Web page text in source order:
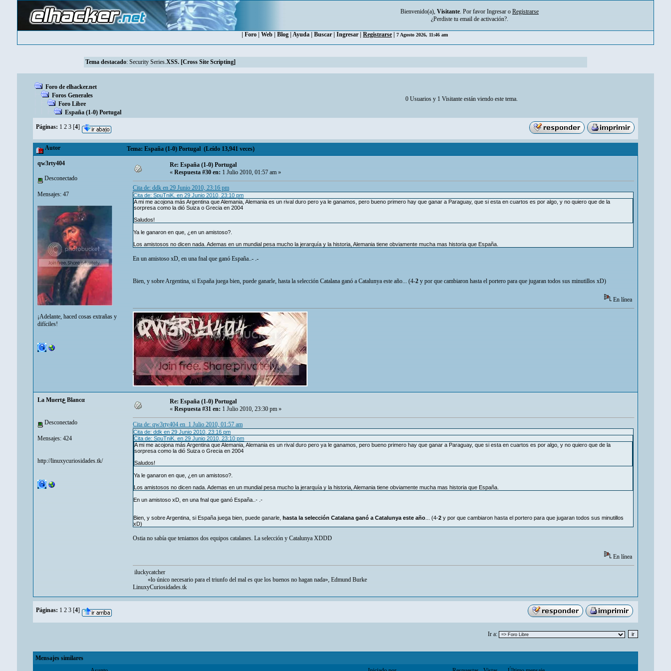
Bienvenido(a), Visitante. Por favor Ingresar o Registrarse
¿Perdiste tu email de activación?.
Foro Web Blog Ayuda Buscar Ingresar Registrarse 7 Agosto 2026, 11:46 am
Tema destacado: Security Series.XSS. [Cross Site Scripting]
Foro de elhacker.net
Foros Generales
Foro Libre
España (1-0) Portugal
0 Usuarios y 1 Visitante están viendo este tema.
Páginas: 1 2 3 [4]
Autor Tema: España (1-0) Portugal (Leído 13,941 veces)
qw3rty404
Desconectado
Mensajes: 47
¡Adelante, haced cosas extrañas y
difíciles!
Re: España (1-0) Portugal
«Respuesta #30 en:1 Julio 2010, 01:57 am »
Cita de: ddk en 29 Junio 2010, 23:16 pm
Cita de: SpuTniK. en 29 Junio 2010, 23:10 pm
A mi me acojona más Argentina que Alemania, Alemania es un rival duro pero ya le ganamos, pero bueno primero hay que ganar a Paraguay, que si esta en cuartos es por algo, y no quiero que de la
sorpresa como la dió Suiza o Grecia en 2004
Saludos!
Ya le ganaron en que, ¿en un amistoso?.
Los amistosos no dicen nada. Ademas en un mundial pesa mucho la jerarquía y la historia, Alemania tiene obviamente mucha mas historia que España.
En un amistoso xD, en una fnal que ganó España..- .-
Bien, y sobre Argentina, si España juega bien, puede ganarle, hasta la selección Catalana ganó a Catalunya este año... (4-2y por que cambiaron hasta el portero para que jugaran todos sus minutillos xD)
En línea
La Muertع Blancα
Desconectado
Mensajes: 424
http://linuxycuriosidades.tk/
Re: España (1-0) Portugal
« Respuesta #31 en: 1 Julio 2010, 23:30 pm »
Cita de: qw3rty404 en 1 Julio 2010, 01:57 am
Cita de: ddk en 29 Junio 2010, 23:16 pm
Cita de: SpuTniK. en 29 Junio 2010, 23:10 pm
A mi me acojona más Argentina que Alemania, Alemania es un rival duro pero ya le ganamos, pero bueno primero hay que ganar a Paraguay, que si esta en cuartos es por algo, y no quiero que de la
sorpresa como la dió Suiza o Grecia en 2004
Saludos!
Ya le ganaron en que, ¿en un amistoso?.
Los amistosos no dicen nada. Ademas en un mundial pesa mucho la jerarquía y la historia, Alemania tiene obviamente mucha mas historia que España.
En un amistoso xD, en una fnal que ganó España..- .-
Bien, y sobre Argentina, si España juega bien, puede ganarle, hasta la selección Catalana ganó a Catalunya este año ... (4-2 y por que cambiaron hasta el portero para que jugaran todos sus minutillos
xD)
Ostia no sabía que teniamos dos equipos catalanes. La selección y Catalunya XDDD
En línea
iluckycatcher
«lo único necesario para el triunfo del mal es que los buenos no hagan nada», Edmund Burke
LinuxyCuriosidades.tk
Páginas: 1 2 3 [4]
Ir a:
Mensajes similares